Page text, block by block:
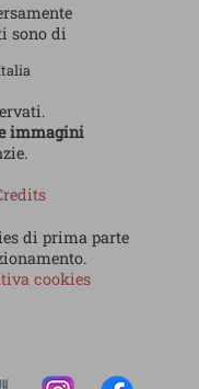
sono di
immagini
di prima parte
cookies